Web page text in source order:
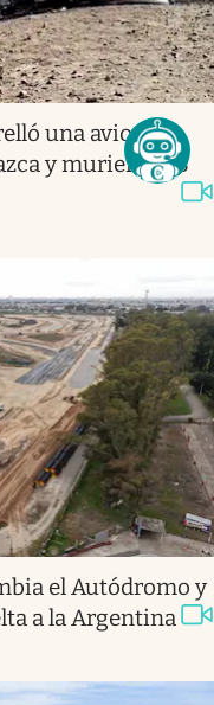
una avioneta
y murieron 13
el Autódromo y
a la Argentina